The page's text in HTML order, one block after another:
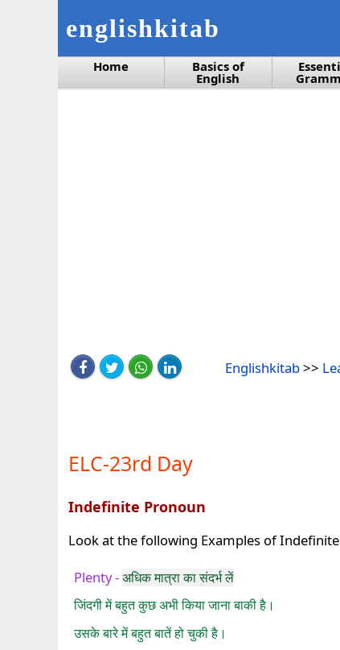
englishkitab
Home Basics of
English
Englishkitab>>
ELC-23rd Day
Indefinite Pronoun
Look at the following Examples of
Plenty -अधिक मात्रा का संदर्भ लें
जिंदगी में बहुत कुछ अभी किया जाना बाकी है।
उसके बारे में बहुत बातें हो चुकी है।